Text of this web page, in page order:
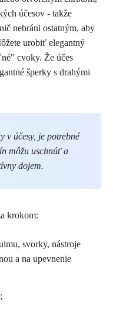
účesov - takže
nebráni ostatným, aby
urobiť elegantný
cvoky. Že účes
šperky s drahými
v účesy, je potrebné
môžu uschnúť a
dojem.
krokom:
svorky, nástroje
a na upevnenie